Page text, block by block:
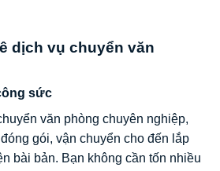
dịch vụ chuyển văn
sức
văn phòng chuyên nghiệp,
gói, vận chuyển cho đến lắp
bài bản. Bạn không cần tốn nhiều